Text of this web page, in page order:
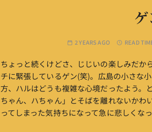
2 YEARS AGO READ
ちょっと続くけどさ、じじいの楽しみだか
チに緊張しているゲン(笑)。広島の小さな
方、ハルはどうも複雑な心境だったよう。
ちゃん、ハちゃん」とそばを離れないかわ
ってしまった気持ちになって急に悲しくな